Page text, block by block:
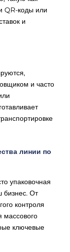
QR-коды или
и
и часто
линии по
упаковочная
бизнес. От
контроля
массового
ключевые